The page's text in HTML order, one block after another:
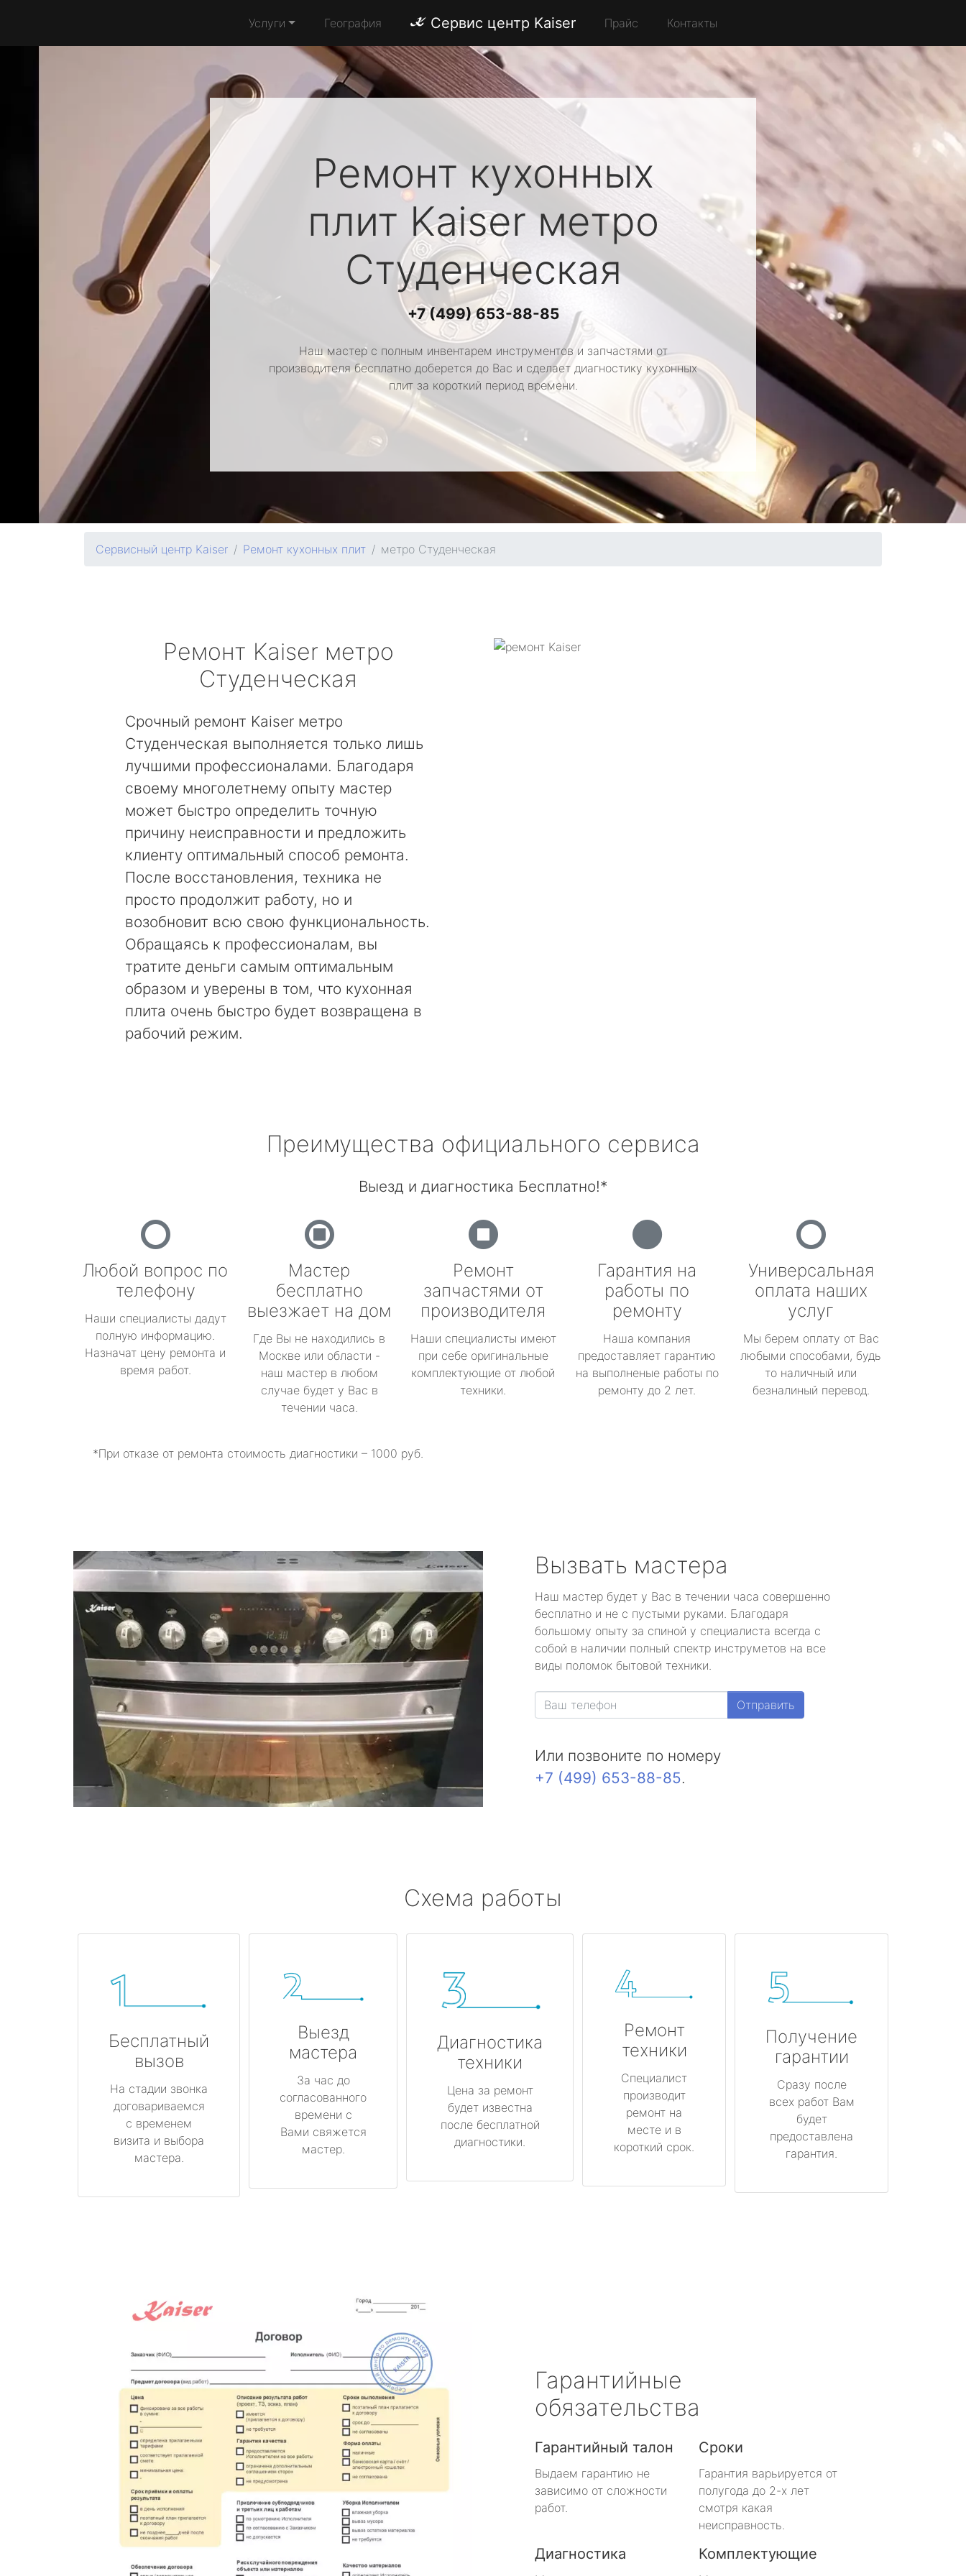
Услуги География Сервис центр Kaiser Прайс Контакты
Ремонт кухонных
плит Kaiserметро
Студенческая
+7 (499) 653-88-85
Наш мастер с полным инвентарем инструментов и запчастями от
производителя бесплатно доберется до Вас и сделает диагностику кухонных
плит за короткий период времени.
Сервисный центр Kaiser Ремонт кухонных плит метро Студенческая
Ремонт Kaiser метро
Студенческая
Срочный ремонт Kaiser метро
Студенческая выполняется только лишь
лучшими профессионалами. Благодаря
своему многолетнему опыту мастер
может быстро определить точную
причину неисправности и предложить
клиенту оптимальный способ ремонта.
После восстановления, техника не
просто продолжит работу, но и
возобновит всю свою функциональность.
Обращаясь к профессионалам, вы
тратите деньги самым оптимальным
образом и уверены в том, что кухонная
плита очень быстро будет возвращена в
рабочий режим.
Преимущества официального сервиса
Выезд и диагностика Бесплатно!*
Любой вопрос по
телефону
Наши специалисты дадут
полную информацию.
Назначат цену ремонта и
время работ.
Мастер
бесплатно
выезжает на дом
Где Вы не находились в
Москве или области -
наш мастер в любом
случае будет у Вас в
течении часа.
Ремонт
запчастями от
производителя
Наши специалисты имеют
при себе оригинальные
комплектующие от любой
техники.
Гарантия на
работы по
ремонту
Наша компания
предоставляет гарантию
на выполненые работы по
ремонту до 2 лет.
Универсальная
оплата наших
услуг
Мы берем оплату от Вас
любыми способами, будь
то наличный или
безналиный перевод.
*При отказе от ремонта стоимость диагностики – 1000 руб.
Вызвать мастера
Наш мастер будет у Вас в течении часа совершенно
бесплатно и не с пустыми руками. Благодаря
большому опыту за спиной у специалиста всегда с
собой в наличии полный спектр инструметов на все
виды поломок бытовой техники.
Отправить
Или позвоните по номеру
+7 (499) 653-88-85.
Схема работы
Бесплатный
вызов
На стадии звонка
договариваемся
с временем
визита и выбора
мастера.
Выезд
мастера
За час до
согласованного
времени с
Вами свяжется
мастер.
Диагностика
техники
Цена за ремонт
будет известна
после бесплатной
диагностики.
Ремонт
техники
Специалист
производит
ремонт на
месте и в
короткий срок.
Получение
гарантии
Сразу после
всех работ Вам
будет
предоставлена
гарантия.
Гарантийные
обязательства
Гарантийный талон
Выдаем гарантию не
зависимо от сложности
работ.
Сроки
Гарантия варьируется от
полугода до 2-х лет
смотря какая
неисправность.
Диагностика Комплектующие